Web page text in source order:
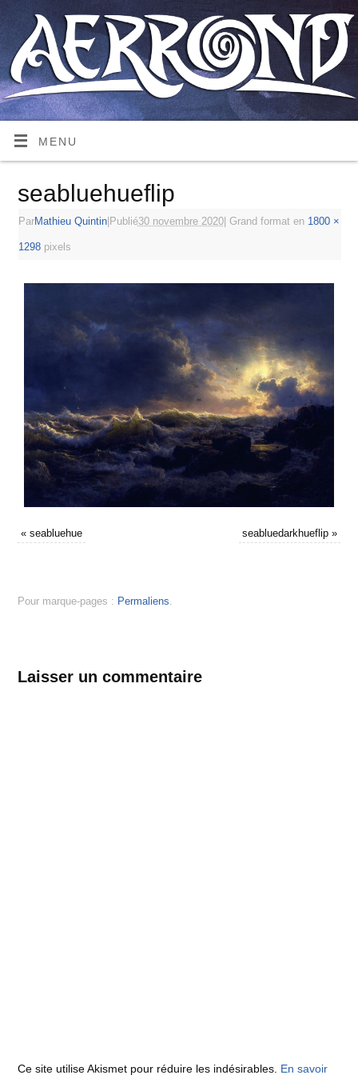
MENU
seabluehueflip
ParMathieu Quintin| Publié30 novembre 2020| Grand format en 1800 ×
1298pixels
« seabluehue seabluedarkhueflip »
Pour marque-pages : Permaliens.
Laisser un commentaire
Ce site utilise Akismet pour réduire les indésirables. En savoir